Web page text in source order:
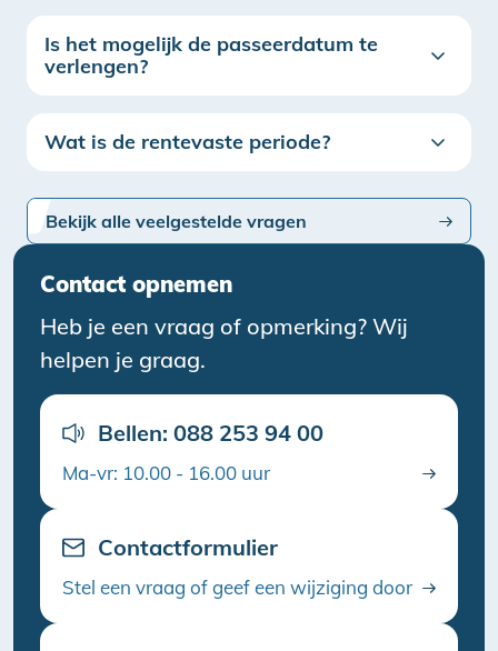
Is het mogelijk de passeerdatum te
verlengen?
Wat is de rentevaste periode?
Bekijk alle veelgestelde vragen
Contact opnemen
Heb je een vraag of opmerking? Wij
helpen je graag.
Bellen: 088 253 94 00
Ma-vr: 10.00 - 16.00 uur
Contactformulier
Stel een vraag of geef een wijziging door